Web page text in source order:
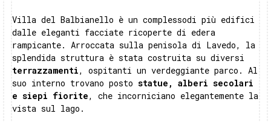
Villa del Balbianello è un complessodi più edifici
dalle eleganti facciate ricoperte di edera
rampicante. Arroccata sulla penisola di Lavedo, la
splendida struttura è stata costruita su diversi
terrazzamenti, ospitanti un verdeggiante parco. Al
suo interno trovano posto statue, alberi secolari
e siepi fiorite, che incorniciano elegantemente la
vista sul lago.